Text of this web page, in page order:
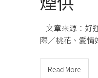
文章來源：好
際／桃花、愛
Read More